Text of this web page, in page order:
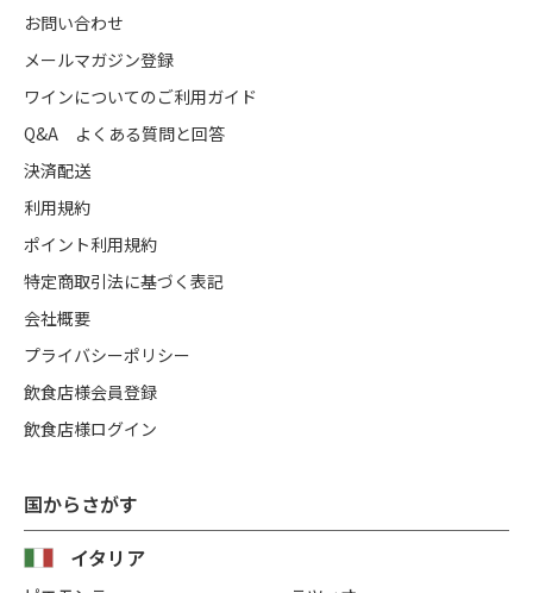
国からさがす
イタリア
お問い合わせ
メールマガジン登録
ワインについてのご利用ガイド
Q&A よくある質問と回答
決済配送
利用規約
ポイント利用規約
特定商取引法に基づく表記
会社概要
プライバシーポリシー
飲食店様会員登録
飲食店様ログイン